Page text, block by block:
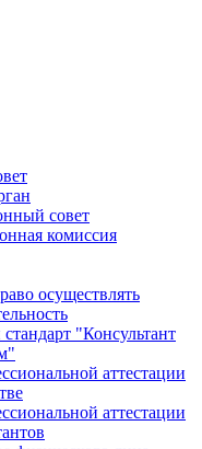
совет
комиссия
осуществлять
"Консультант
аттестации
аттестации